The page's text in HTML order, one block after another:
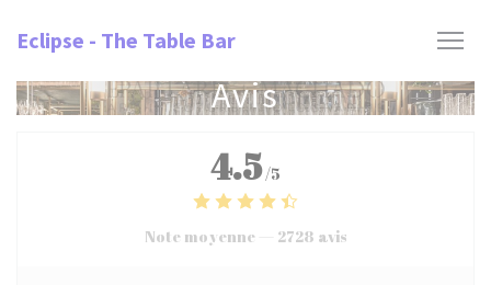
Eclipse - The Table Bar
Avis
4.5/5
Note moyenne — 2728 avis